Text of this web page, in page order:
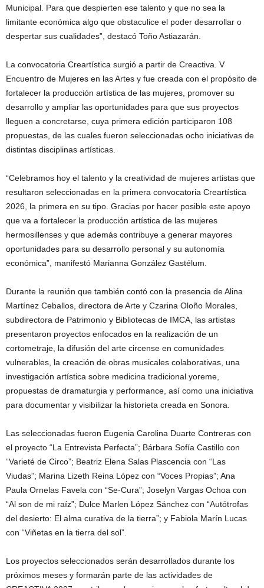
Municipal. Para que despierten ese talento y que no sea la
limitante económica algo que obstaculice el poder desarrollar o
despertar sus cualidades”, destacó Toño Astiazarán.
La convocatoria Creartística surgió a partir de Creactiva. V
Encuentro de Mujeres en las Artes y fue creada con el propósito de
fortalecer la producción artística de las mujeres, promover su
desarrollo y ampliar las oportunidades para que sus proyectos
lleguen a concretarse, cuya primera edición participaron 108
propuestas, de las cuales fueron seleccionadas ocho iniciativas de
distintas disciplinas artísticas.
“Celebramos hoy el talento y la creatividad de mujeres artistas que
resultaron seleccionadas en la primera convocatoria Creartística
2026, la primera en su tipo. Gracias por hacer posible este apoyo
que va a fortalecer la producción artística de las mujeres
hermosillenses y que además contribuye a generar mayores
oportunidades para su desarrollo personal y su autonomía
económica”, manifestó Marianna González Gastélum.
Durante la reunión que también contó con la presencia de Alina
Martínez Ceballos, directora de Arte y Czarina Oloño Morales,
subdirectora de Patrimonio y Bibliotecas de IMCA, las artistas
presentaron proyectos enfocados en la realización de un
cortometraje, la difusión del arte circense en comunidades
vulnerables, la creación de obras musicales colaborativas, una
investigación artística sobre medicina tradicional yoreme,
propuestas de dramaturgia y performance, así como una iniciativa
para documentar y visibilizar la historieta creada en Sonora.
Las seleccionadas fueron Eugenia Carolina Duarte Contreras con
el proyecto “La Entrevista Perfecta”; Bárbara Sofía Castillo con
“Varieté de Circo”; Beatriz Elena Salas Plascencia con “Las
Viudas”; Marina Lizeth Reina López con “Voces Propias”; Ana
Paula Ornelas Favela con “Se-Cura”; Joselyn Vargas Ochoa con
“Al son de mi raíz”; Dulce Marlen López Sánchez con “Autótrofas
del desierto: El alma curativa de la tierra”; y Fabiola Marín Lucas
con “Viñetas en la tierra del sol”.
Los proyectos seleccionados serán desarrollados durante los
próximos meses y formarán parte de las actividades de